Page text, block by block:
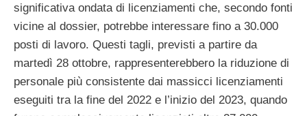
significativa ondata di licenziamenti che, secondo fonti
vicine al dossier, potrebbe interessare fino a 30.000
posti di lavoro. Questi tagli, previsti a partire da
martedì 28 ottobre, rappresenterebbero la riduzione di
personale più consistente dai massicci licenziamenti
eseguiti tra la fine del 2022 e l’inizio del 2023, quando